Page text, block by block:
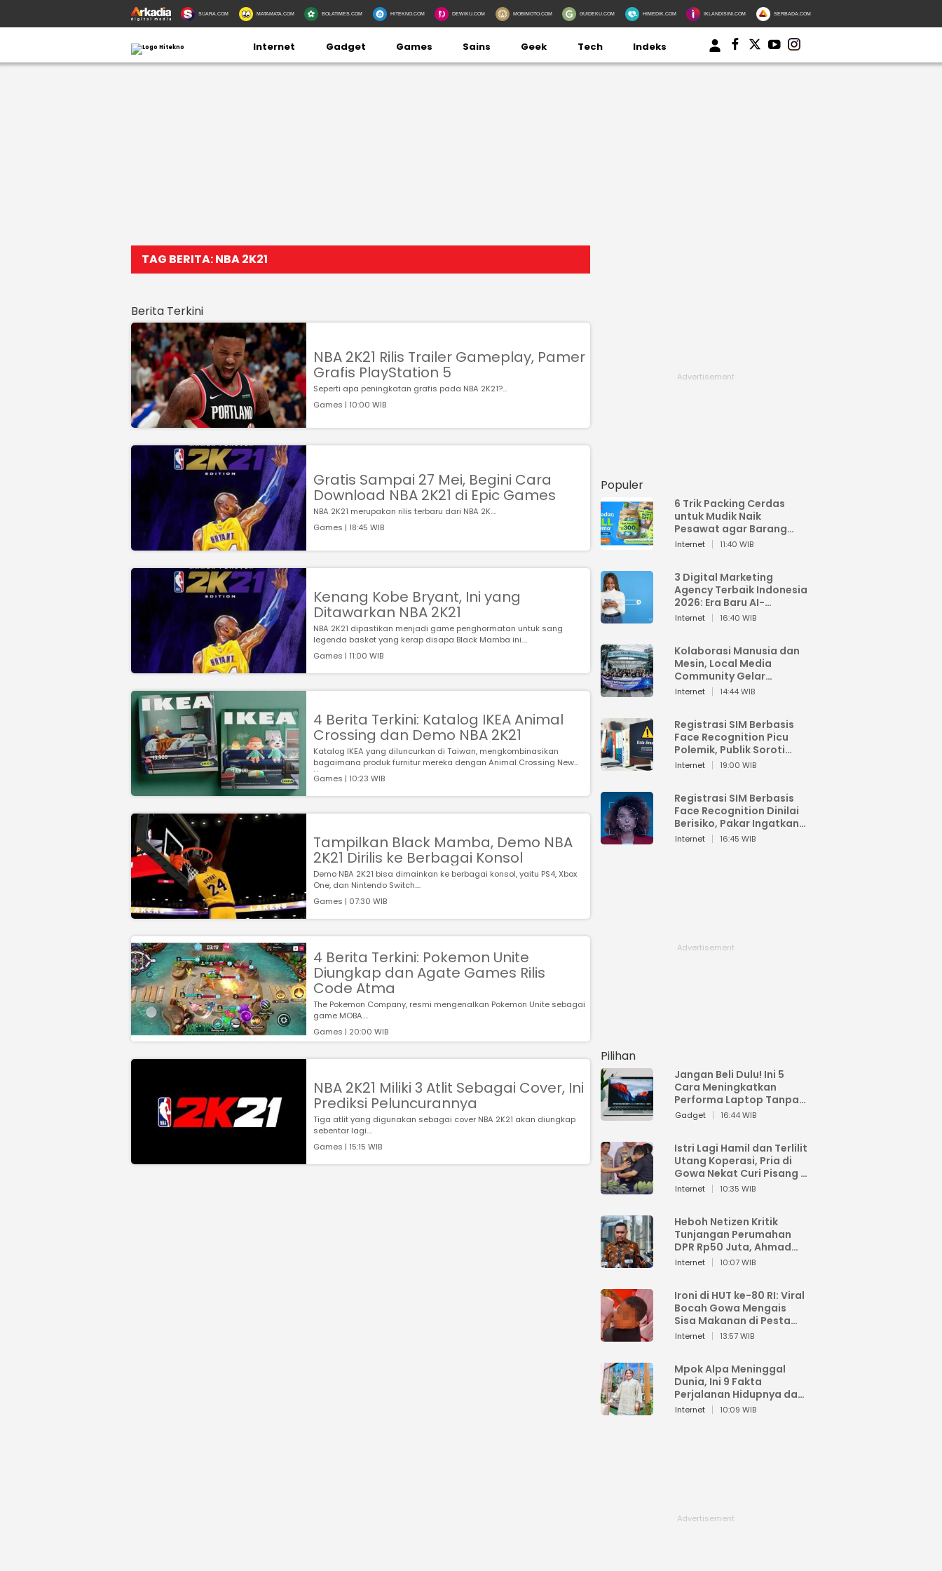
SUARA.COM MATAMATA.COM BOLATIMES.COM HITEKNO.COM DEWIKU.COM MOBIMOTO.COM GUIDEKU.COM HIMEDIK.COM IKLANDISINI.COM SERBADA.COM
Internet Gadget Games Sains Geek Tech Indeks
TAG BERITA: NBA 2K21
Berita Terkini
NBA 2K21 Rilis Trailer Gameplay, Pamer
Grafis PlayStation 5
Seperti apa peningkatan grafis pada NBA 2K21?...
Games | 10:00 WIB
Gratis Sampai 27 Mei, Begini Cara
Download NBA 2K21 di Epic Games
NBA 2K21 merupakan rilis terbaru dari NBA 2K....
Games | 18:45 WIB
Kenang Kobe Bryant, Ini yang
Ditawarkan NBA 2K21
NBA 2K21 dipastikan menjadi game penghormatan untuk sang
legenda basket yang kerap disapa Black Mamba ini....
Games | 11:00 WIB
4 Berita Terkini: Katalog IKEA Animal
Crossing dan Demo NBA 2K21
Katalog IKEA yang diluncurkan di Taiwan, mengkombinasikan
bagaimana produk furnitur mereka dengan Animal Crossing New
Ho...
Games | 10:23 WIB
Tampilkan Black Mamba, Demo NBA
2K21 Dirilis ke Berbagai Konsol
Demo NBA 2K21 bisa dimainkan ke berbagai konsol, yaitu PS4, Xbox
One, dan Nintendo Switch....
Games | 07:30 WIB
4 Berita Terkini: Pokemon Unite
Diungkap dan Agate Games Rilis
Code Atma
The Pokemon Company, resmi mengenalkan Pokemon Unite sebagai
game MOBA....
Games | 20:00 WIB
NBA 2K21 Miliki 3 Atlit Sebagai Cover, Ini
Prediksi Peluncurannya
Tiga atlit yang digunakan sebagai cover NBA 2K21 akan diungkap
sebentar lagi....
Games | 15:15 WIB
Populer
6 Trik Packing Cerdas
untuk Mudik Naik
Pesawat agar Barang
Tidak Over Bagasi
Internet 11:40 WIB
3 Digital Marketing
Agency Terbaik Indonesia
2026: Era Baru AI-
Powered Marketing
Internet 16:40 WIB
Kolaborasi Manusia dan
Mesin, Local Media
Community Gelar
Workshop Google AI
Internet 14:44 WIB
Registrasi SIM Berbasis
Face Recognition Picu
Polemik, Publik Soroti
Risiko Kebocoran Data
Internet 19:00 WIB
Registrasi SIM Berbasis
Face Recognition Dinilai
Berisiko, Pakar Ingatkan
Ancaman Privasi dan
Internet 16:45 WIB
Pilihan
Jangan Beli Dulu! Ini 5
Cara Meningkatkan
Performa Laptop Tanpa
Harus Beli Baru
Gadget 16:44 WIB
Istri Lagi Hamil dan Terlilit
Utang Koperasi, Pria di
Gowa Nekat Curi Pisang 4
Tandan Milik Tetangga,
Internet 10:35 WIB
Heboh Netizen Kritik
Tunjangan Perumahan
DPR Rp50 Juta, Ahmad
Sahroni: Enggak Senang
Internet 10:07 WIB
Ironi di HUT ke-80 RI: Viral
Bocah Gowa Mengais
Sisa Makanan di Pesta
Kemerdekaan
Internet 13:57 WIB
Mpok Alpa Meninggal
Dunia, Ini 9 Fakta
Perjalanan Hidupnya dari
Viral hingga Puncak
Internet 10:09 WIB